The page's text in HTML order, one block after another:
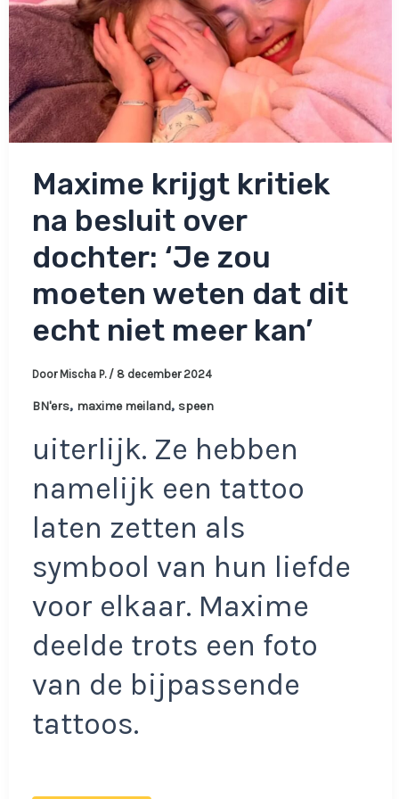
blijven’
Maxime krijgt kritiek
na besluit over
dochter: ‘Je zou
moeten weten dat dit
echt niet meer kan’
Door Mischa P. / 8 december 2024
BN'ers, maxime meiland, speen
uiterlijk. Ze hebben
namelijk een tattoo
laten zetten als
symbool van hun liefde
voor elkaar. Maxime
deelde trots een foto
van de bijpassende
tattoos.